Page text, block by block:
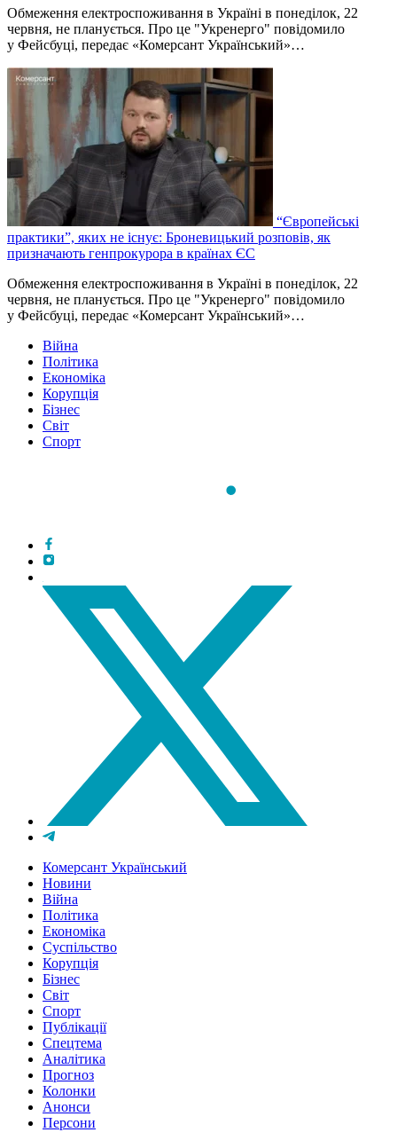
Обмеження електроспоживання в Україні в понеділок, 22
червня, не планується. Про це "Укренерго" повідомило
у Фейсбуці, передає «Комерсант Український»…
“Європейські
практики”, яких не існує: Броневицький розповів, як
призначають генпрокурора в країнах ЄС
Обмеження електроспоживання в Україні в понеділок, 22
червня, не планується. Про це "Укренерго" повідомило
у Фейсбуці, передає «Комерсант Український»…
Війна
Політика
Економіка
Корупція
Бізнес
Світ
Спорт
Комерсант Український
Новини
Війна
Політика
Економіка
Суспільство
Корупція
Бізнес
Світ
Спорт
Публікації
Спецтема
Аналітика
Прогноз
Колонки
Анонси
Персони